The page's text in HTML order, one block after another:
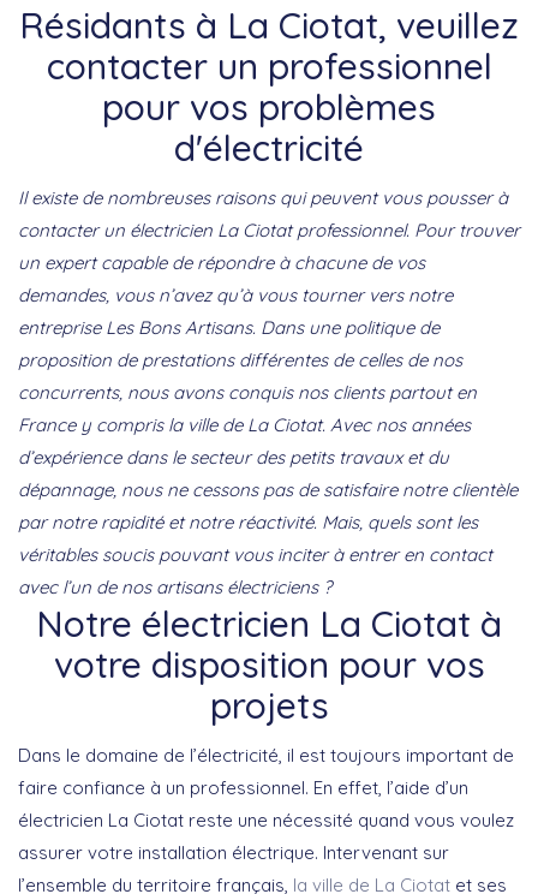
Résidants à La Ciotat, veuillez
contacter un professionnel
pour vos problèmes
d'électricité
Il existe de nombreuses raisons qui peuvent vous pousser à
contacter un électricien La Ciotat professionnel. Pour trouver
un expert capable de répondre à chacune de vos
demandes, vous n’avez qu’à vous tourner vers notre
entreprise Les Bons Artisans. Dans une politique de
proposition de prestations différentes de celles de nos
concurrents, nous avons conquis nos clients partout en
France y compris la ville de La Ciotat. Avec nos années
d’expérience dans le secteur des petits travaux et du
dépannage, nous ne cessons pas de satisfaire notre clientèle
par notre rapidité et notre réactivité. Mais, quels sont les
véritables soucis pouvant vous inciter à entrer en contact
avec l’un de nos artisans électriciens ?
Notre électricien La Ciotat à
votre disposition pour vos
projets
Dans le domaine de l’électricité, il est toujours important de
faire confiance à un professionnel. En effet, l’aide d’un
électricien La Ciotat reste une nécessité quand vous voulez
assurer votre installation électrique. Intervenant sur
l’ensemble du territoire français, la ville de La Ciotat et ses